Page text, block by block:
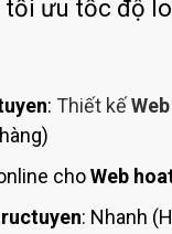
tối ưu tốc độ
: Thiết kế
choWeb
: Nhanh